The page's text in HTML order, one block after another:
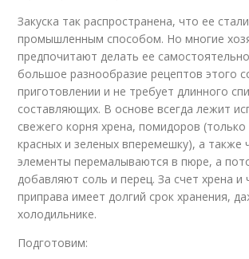
Закуска так распространена, что ее
промышленным способом. Но многие
предпочитают делать ее
большое разнообразие рецептов этого
приготовлении и не требует длинного
составляющих. В основе всегда лежит
свежего корня хрена, помидоров (только
красных и зеленых вперемешку), а также
элементы перемалываются в пюре, а
добавляют соль и перец. За счет хрена и
приправа имеет долгий срок хранения,
холодильнике.
Подготовим: